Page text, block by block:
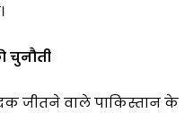
चुनौती
जीतने वाले पाकिस्तान के